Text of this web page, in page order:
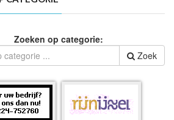
Zoeken op categorie:
Zoek